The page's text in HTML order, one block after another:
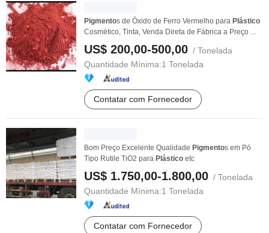
Pigmentos de Óxido de Ferro Vermelho para Plástico
Cosmético, Tinta, Venda Direta de Fábrica a Preço ...
US$ 200,00-500,00 / Tonelada
Quantidade Mínima:1 Tonelada
Contatar com Fornecedor
Bom Preço Excelente Qualidade Pigmentos em Pó
Tipo Rutile TiO2 para Plástico etc
US$ 1.750,00-1.800,00 / Tonelada
Quantidade Mínima:1 Tonelada
Contatar com Fornecedor